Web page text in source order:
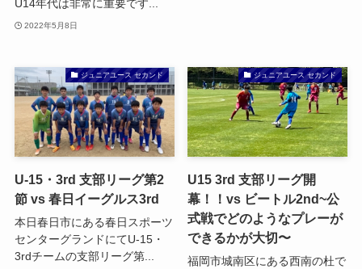
U14年代は非常に重要です...
2022年5月8日
ジュニアユース セカンド
U-15・3rd 支部リーグ第2
節 vs 春日イーグルス3rd
本日春日市にある春日スポーツ
センターグランドにてU-15・
3rdチームの支部リーグ第...
ジュニアユース セカンド
U15 3rd 支部リーグ開
幕！！vs ビートル2nd~公
式戦でどのようなプレーが
できるかが大切〜
福岡市城南区にある西南の杜で